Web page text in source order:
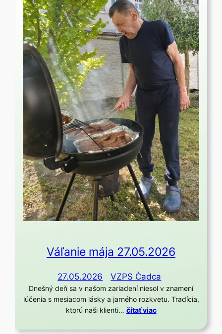
Váľanie mája 27.05.2026
27.05.2026 VZPS Čadca
Dnešný deň sa v našom zariadení niesol v znamení
lúčenia s mesiacom lásky a jarného rozkvetu. Tradícia,
ktorú naši klienti… čítať viac